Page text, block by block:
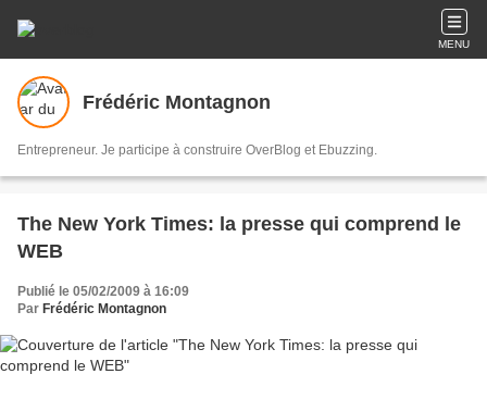
MENU
Frédéric Montagnon
Entrepreneur. Je participe à construire OverBlog et Ebuzzing.
The New York Times: la presse qui comprend le
WEB
Publié le 05/02/2009 à 16:09
Par Frédéric Montagnon